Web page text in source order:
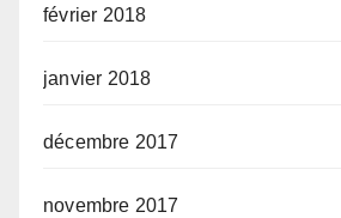
février 2018
janvier 2018
décembre 2017
novembre 2017